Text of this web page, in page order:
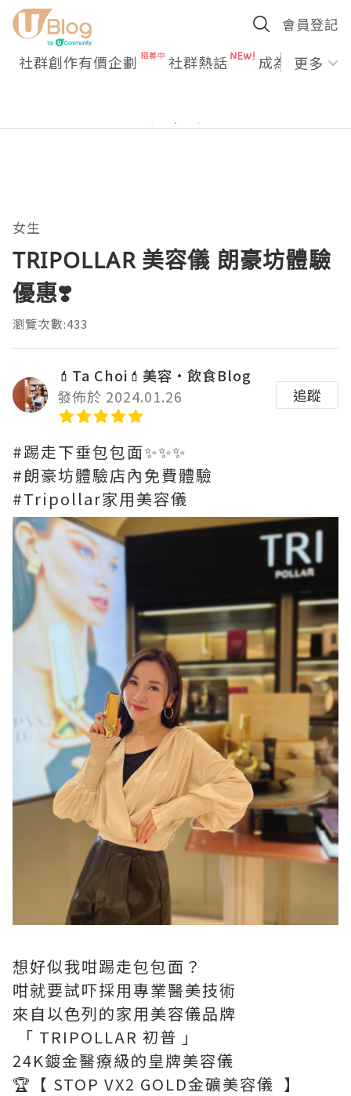
會員登記
社群創作有價企劃 社群熱話 成為U更多
女生
TRIPOLLAR 美容儀 朗豪坊體驗
優惠❣️
瀏覽次數:433
💄Ta Choi💄美容•飲食Blog
發佈於 2024.01.26
追蹤
#踢走下垂包包面✨✨✨
#朗豪坊體驗店內免費體驗
#Tripollar家用美容儀
想好似我咁踢走包包面？
咁就要試吓採用專業醫美技術
來自以色列的家用美容儀品牌
「 TRIPOLLAR 初普 」
24K鍍金醫療級的皇牌美容儀
🏆【 STOP VX2 GOLD金礦美容儀 】